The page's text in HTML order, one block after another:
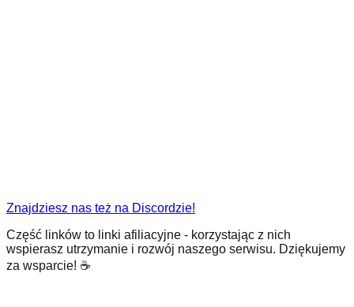
Znajdziesz nas też na Discordzie!
Część linków to linki afiliacyjne - korzystając z nich
wspierasz utrzymanie i rozwój naszego serwisu. Dziękujemy
za wsparcie! ☕